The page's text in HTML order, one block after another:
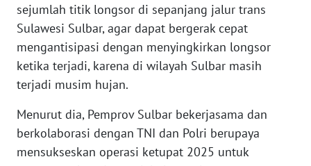
sejumlah titik longsor di sepanjang jalur trans
Sulawesi Sulbar, agar dapat bergerak cepat
mengantisipasi dengan menyingkirkan longsor
ketika terjadi, karena di wilayah Sulbar masih
terjadi musim hujan.
Menurut dia, Pemprov Sulbar bekerjasama dan
berkolaborasi dengan TNI dan Polri berupaya
mensukseskan operasi ketupat 2025 untuk
WN
BANTEN
WN
NTT
WN